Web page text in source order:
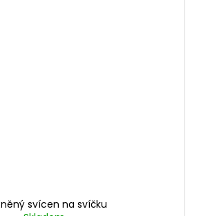
svícen na svíčku